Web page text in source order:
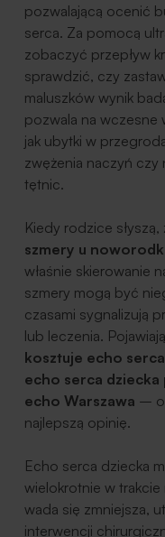
pozwalającą ocenić
serca. Za pomocą
zobaczyć przepływ
sprawdzić, czy
maluszków wynik
pozwala na wczesne
jak ubytki w
zwężenia naczyń
tętnic.
Kiedy rodzice
szmery u
właśnie skierowanie
szmery mogą być
czasami sygnalizują
lub leczenia.
kosztuje echo
echo serca
echo Warszawa –
najlepszą opinię.
Echo serca dziecka
wielokrotnie w
wada się zmniejsza,
interwencji